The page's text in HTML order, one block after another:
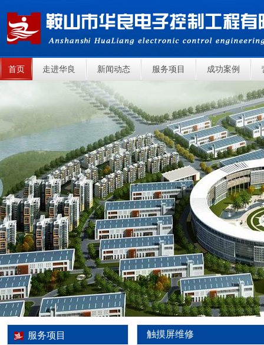
首页 走进华良 新闻动态 服务项目 成功案例
服务项目 触摸屏维修